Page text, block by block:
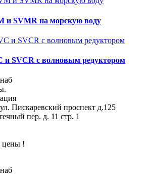
и SVMR на морскую воду
и SVCR с волновым редуктором
Пискаревский проспект д.125
пер. д. 11 стр. 1
цены !